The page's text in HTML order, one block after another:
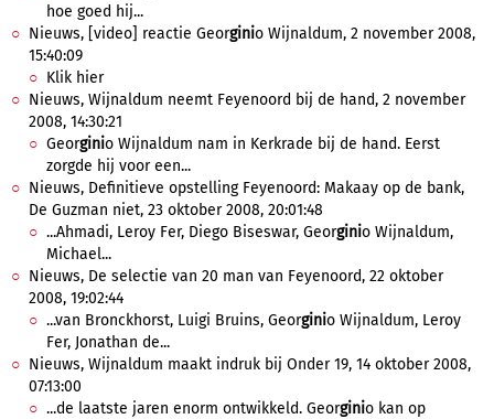
hoe goed hij...
Nieuws, [video] reactie Georginio Wijnaldum, 2 november 2008,
15:40:09
Klik hier
Nieuws, Wijnaldum neemt Feyenoord bij de hand, 2 november
2008, 14:30:21
Georginio Wijnaldum nam in Kerkrade bij de hand. Eerst
zorgde hij voor een...
Nieuws, Definitieve opstelling Feyenoord: Makaay op de bank,
De Guzman niet, 23 oktober 2008, 20:01:48
...Ahmadi, Leroy Fer, Diego Biseswar, Georginio Wijnaldum,
Michael...
Nieuws, De selectie van 20 man van Feyenoord, 22 oktober
2008, 19:02:44
...van Bronckhorst, Luigi Bruins, Georginio Wijnaldum, Leroy
Fer, Jonathan de...
Nieuws, Wijnaldum maakt indruk bij Onder 19, 14 oktober 2008,
07:13:00
...de laatste jaren enorm ontwikkeld. Georginio kan op